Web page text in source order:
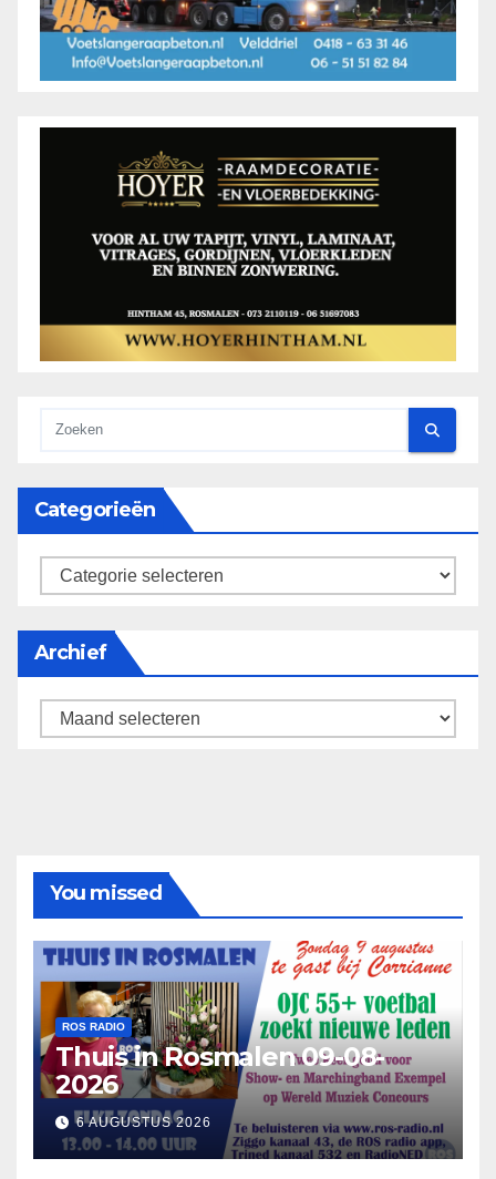
Categorieën
categorieën
Archief
Archief
You missed
ROS RADIO
Thuis in Rosmalen 09-08-
2026
6 AUGUSTUS 2026